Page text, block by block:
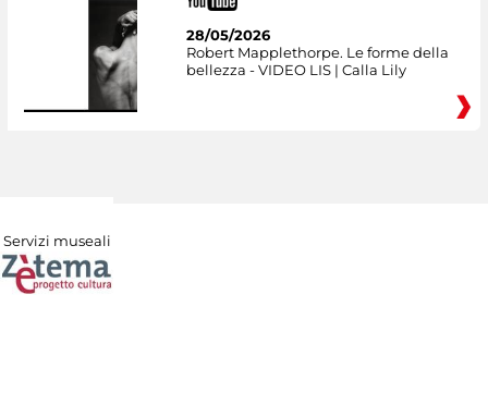
28/05/2026
Robert Mapplethorpe. Le forme della
bellezza - VIDEO LIS | Calla Lily
Servizi museali